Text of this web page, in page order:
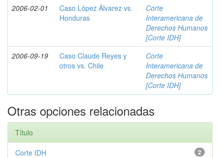
2006-02-01
Caso López Álvarez vs.
Honduras
Corte
Interamericana de
Derechos Humanos
[Corte IDH]
2006-09-19
Caso Claude Reyes y
otros vs. Chile
Corte
Interamericana de
Derechos Humanos
[Corte IDH]
Otras opciones relacionadas
Título
2
Corte IDH